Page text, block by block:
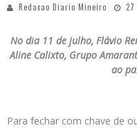
Redacao Diario Mineiro
No dia 11 de julho, Flávio
Aline Calixto, Grupo
ao
Para fechar com chave de